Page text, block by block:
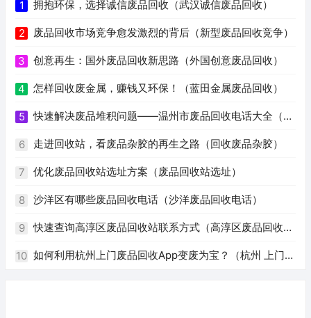
1 拥抱环保，选择诚信废品回收（武汉诚信废品回收）
2 废品回收市场竞争愈发激烈的背后（新型废品回收竞争）
3 创意再生：国外废品回收新思路（外国创意废品回收）
4 怎样回收废金属，赚钱又环保！（蓝田金属废品回收）
5 快速解决废品堆积问题——温州市废品回收电话大全（温
州废品回收电话号码）
6 走进回收站，看废品杂胶的再生之路（回收废品杂胶）
7 优化废品回收站选址方案（废品回收站选址）
8 沙洋区有哪些废品回收电话（沙洋废品回收电话）
9 快速查询高淳区废品回收站联系方式（高淳区废品回收站
电话）
10 如何利用杭州上门废品回收App变废为宝？（杭州 上门回